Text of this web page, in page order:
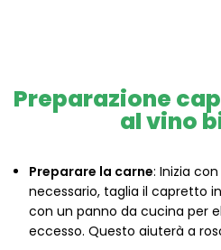
Preparazione
al vino
Preparare la carne: Inizia con
necessario, taglia il capretto
con un panno da cucina per
eccesso. Questo aiuterà a